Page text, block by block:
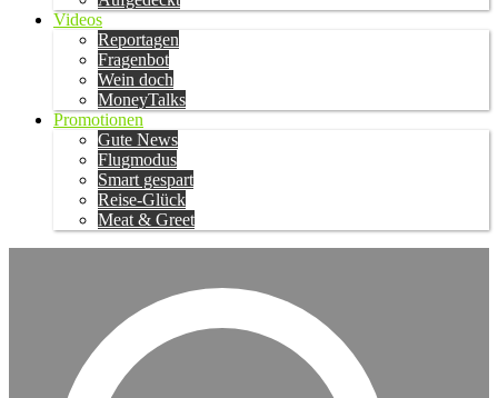
Videos
Reportagen
Fragenbot
Wein doch
MoneyTalks
Promotionen
Gute News
Flugmodus
Smart gespart
Reise-Glück
Meat & Greet